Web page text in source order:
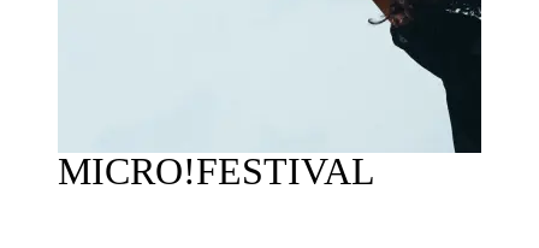
MICRO!FESTIVAL